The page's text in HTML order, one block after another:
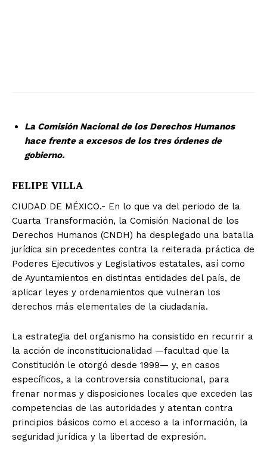
La Comisión Nacional de los Derechos Humanos
hace frente a excesos de los tres órdenes de
gobierno.
FELIPE VILLA
CIUDAD DE MÉXICO.- En lo que va del periodo de la
Cuarta Transformación, la Comisión Nacional de los
Derechos Humanos (CNDH) ha desplegado una batalla
jurídica sin precedentes contra la reiterada práctica de
Poderes Ejecutivos y Legislativos estatales, así como
de Ayuntamientos en distintas entidades del país, de
aplicar leyes y ordenamientos que vulneran los
derechos más elementales de la ciudadanía.
La estrategia del organismo ha consistido en recurrir a
la acción de inconstitucionalidad —facultad que la
Constitución le otorgó desde 1999— y, en casos
específicos, a la controversia constitucional, para
frenar normas y disposiciones locales que exceden las
competencias de las autoridades y atentan contra
principios básicos como el acceso a la información, la
seguridad jurídica y la libertad de expresión.